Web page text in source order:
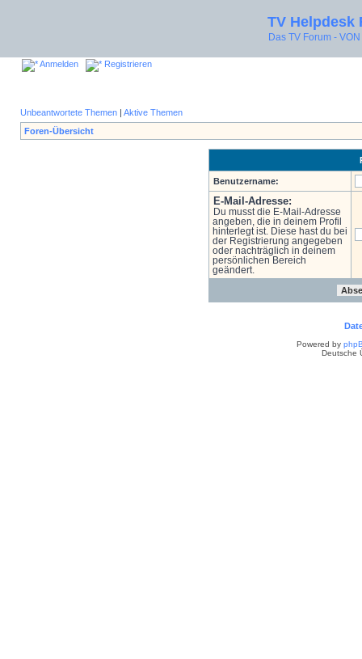
TV Helpdesk
Das TV Forum -
Anmelden Registrieren
Unbeantwortete Themen | Aktive Themen
Foren-Übersicht
Benutzername:
E-Mail-Adresse:
Du musst die E-Mail-Adresse
angeben, die in deinem Profil
hinterlegt ist. Diese hast du bei
der Registrierung angegeben
oder nachträglich in deinem
persönlichen Bereich
geändert.
Powered by
Deutsche